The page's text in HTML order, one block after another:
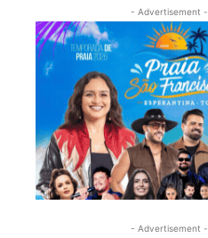
- Advertisement -
- Advertisement -